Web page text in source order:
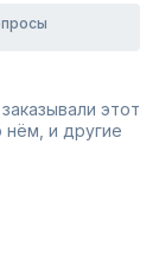
этот
нём, и другие